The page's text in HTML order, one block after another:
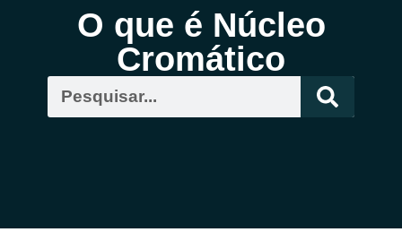
O que é Núcleo
Cromático